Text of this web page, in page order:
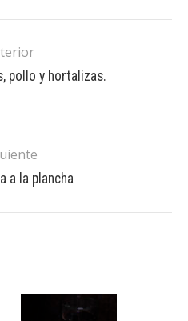
pollo y hortalizas.
a la plancha